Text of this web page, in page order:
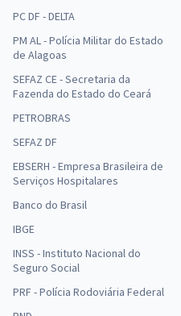
PC DF - DELTA
PM AL - Polícia Militar do Estado
de Alagoas
SEFAZ CE - Secretaria da
Fazenda do Estado do Ceará
PETROBRAS
SEFAZ DF
EBSERH - Empresa Brasileira de
Serviços Hospitalares
Banco do Brasil
IBGE
INSS - Instituto Nacional do
Seguro Social
PRF - Polícia Rodoviária Federal